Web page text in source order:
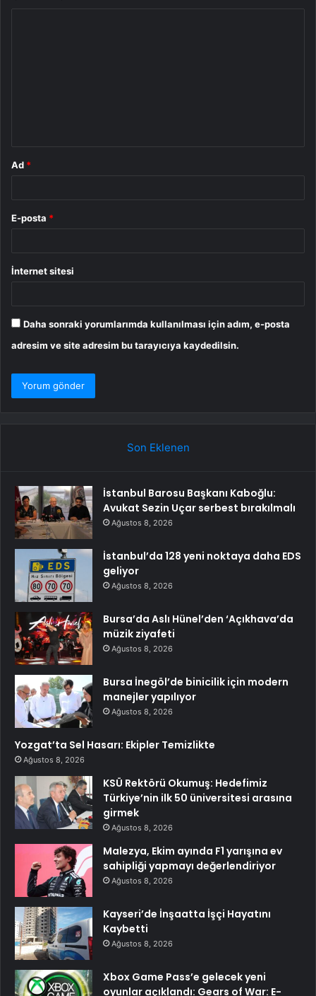
Ad *
E-posta *
İnternet sitesi
Daha sonraki yorumlarımda kullanılması için adım, e-posta
adresim ve site adresim bu tarayıcıya kaydedilsin.
Son Eklenen
İstanbul Barosu Başkanı Kaboğlu:
Avukat Sezin Uçar serbest bırakılmalı
Ağustos 8, 2026
İstanbul’da 128 yeni noktaya daha EDS
geliyor
Ağustos 8, 2026
Bursa’da Aslı Hünel’den ‘Açıkhava’da
müzik ziyafeti
Ağustos 8, 2026
Bursa İnegöl’de binicilik için modern
manejler yapılıyor
Ağustos 8, 2026
Yozgat’ta Sel Hasarı: Ekipler Temizlikte
Ağustos 8, 2026
KSÜ Rektörü Okumuş: Hedefimiz
Türkiye’nin ilk 50 üniversitesi arasına
girmek
Ağustos 8, 2026
Malezya, Ekim ayında F1 yarışına ev
sahipliği yapmayı değerlendiriyor
Ağustos 8, 2026
Kayseri’de İnşaatta İşçi Hayatını
Kaybetti
Ağustos 8, 2026
Xbox Game Pass’e gelecek yeni
oyunlar açıklandı: Gears of War: E-